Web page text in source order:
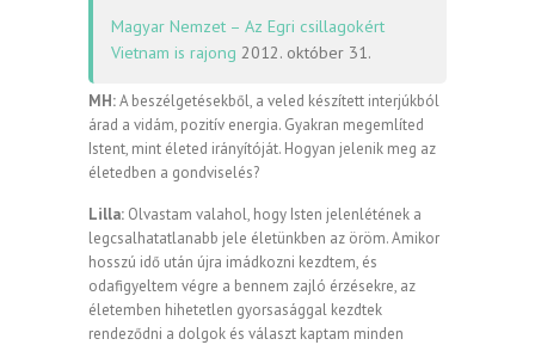
Magyar Nemzet – Az Egri csillagokért
Vietnam is rajong 2012. október 31.
MH:A beszélgetésekből, a veled készített interjúkból
árad a vidám, pozitív energia. Gyakran megemlíted
Istent, mint életed irányítóját. Hogyan jelenik meg az
életedben a gondviselés?
Lilla: Olvastam valahol, hogy Isten jelenlétének a
legcsalhatatlanabb jele életünkben az öröm. Amikor
hosszú idő után újra imádkozni kezdtem, és
odafigyeltem végre a bennem zajló érzésekre, az
életemben hihetetlen gyorsasággal kezdtek
rendeződni a dolgok és választ kaptam minden